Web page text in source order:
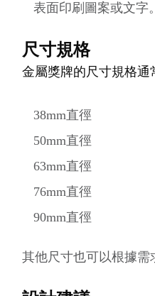
表面印刷圖案或文字。
尺寸規格
金屬獎牌的尺寸規格通
38mm直徑
50mm直徑
63mm直徑
76mm直徑
90mm直徑
其他尺寸也可以根據需